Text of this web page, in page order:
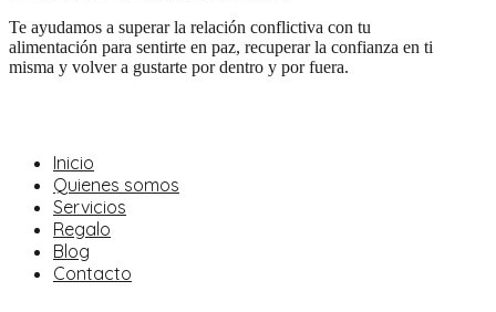
Te ayudamos a superar la relación conflictiva con tu
alimentación para sentirte en paz, recuperar la confianza en ti
misma y volver a gustarte por dentro y por fuera.
Inicio
Quienes somos
Servicios
Regalo
Blog
Contacto